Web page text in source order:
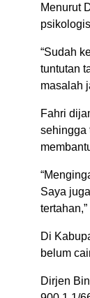
Menurut
“Sudah
tuntutan
masalah
Fahri
sehingga
Saya
Di
belum
Dirjen